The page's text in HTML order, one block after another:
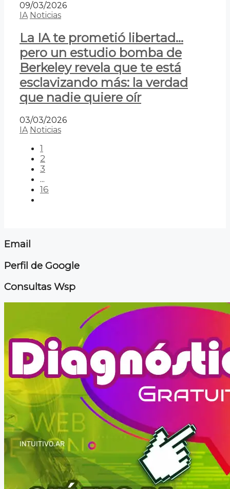
09/03/2026
IA Noticias
La IA te prometió libertad…
pero un estudio bomba de
Berkeley revela que te está
esclavizando más: la verdad
que nadie quiere oír
03/03/2026
IA Noticias
1
2
3
...
16
Email
Perfil de Google
Consultas Wsp